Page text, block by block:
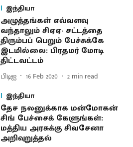
இந்தியா
அழுத்தங்கள் எவ்வளவு
வந்தாலும் சிஏஏ- சட்டத்தை
திரும்பப் பெறும் பேச்சுக்கே
இடமில்லை: பிரதமர் மோடி
திட்டவட்டம்
பிடிஐ 16 Feb 2020 2 min read
இந்தியா
தேச நலனுக்காக மன்மோகன்
சிங் பேச்சைக் கேளுங்கள்:
மத்திய அரசுக்கு சிவசேனா
அறிவுறுத்தல்